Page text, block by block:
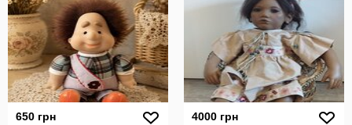
650 грн
4000 грн